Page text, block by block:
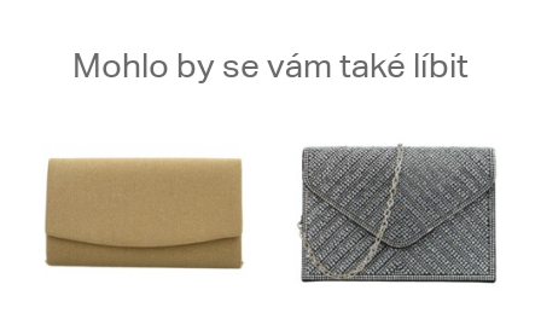
Mohlo by se vám také líbit